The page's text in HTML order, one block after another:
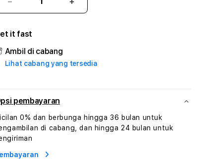
Kurangi
jumlah
188SPESIAL
#
Zone360
TV
Hiburan
Konten
Video
dan
Platform
Media
Tambah
jumlah
Zone360
TV
Konten
Video
it fast
Ambil di cabang
Lihat cabang yang tersedia
pembayaran
0% dan berbunga hingga 36 bulan untuk
di cabang, dan hingga 24 bulan untuk